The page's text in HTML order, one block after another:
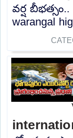
వర్ష
warangal